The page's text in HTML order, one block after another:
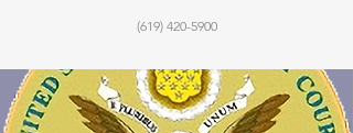
(619) 420-5900